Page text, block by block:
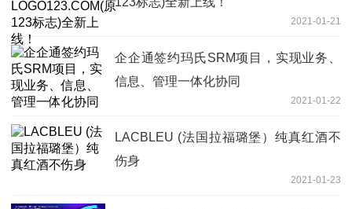
2021-01-21
企企通签约玛氏SRM项目，实现业务、
信息、管理一体化协同
2021-01-22
LACBLEU (法国拉福璐堡）纯真红酒不
伤身
2021-01-23